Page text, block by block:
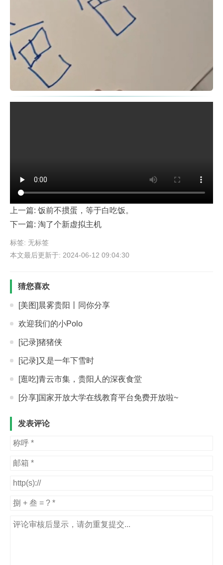
上一篇: 饭前不掼蛋，等于白吃饭。
下一篇: 淘了个新虚拟主机
标签: 无标签
本文最后更新于: 2024-06-12 09:04:30
猜您喜欢
[美图]晨雾贵阳丨同你分享
欢迎我们的小Polo
[记录]猪猪侠
[记录]又是一年下雪时
[逛吃]青云市集，贵阳人的深夜食堂
[分享]国家开放大学在线教育平台免费开放啦~
发表评论